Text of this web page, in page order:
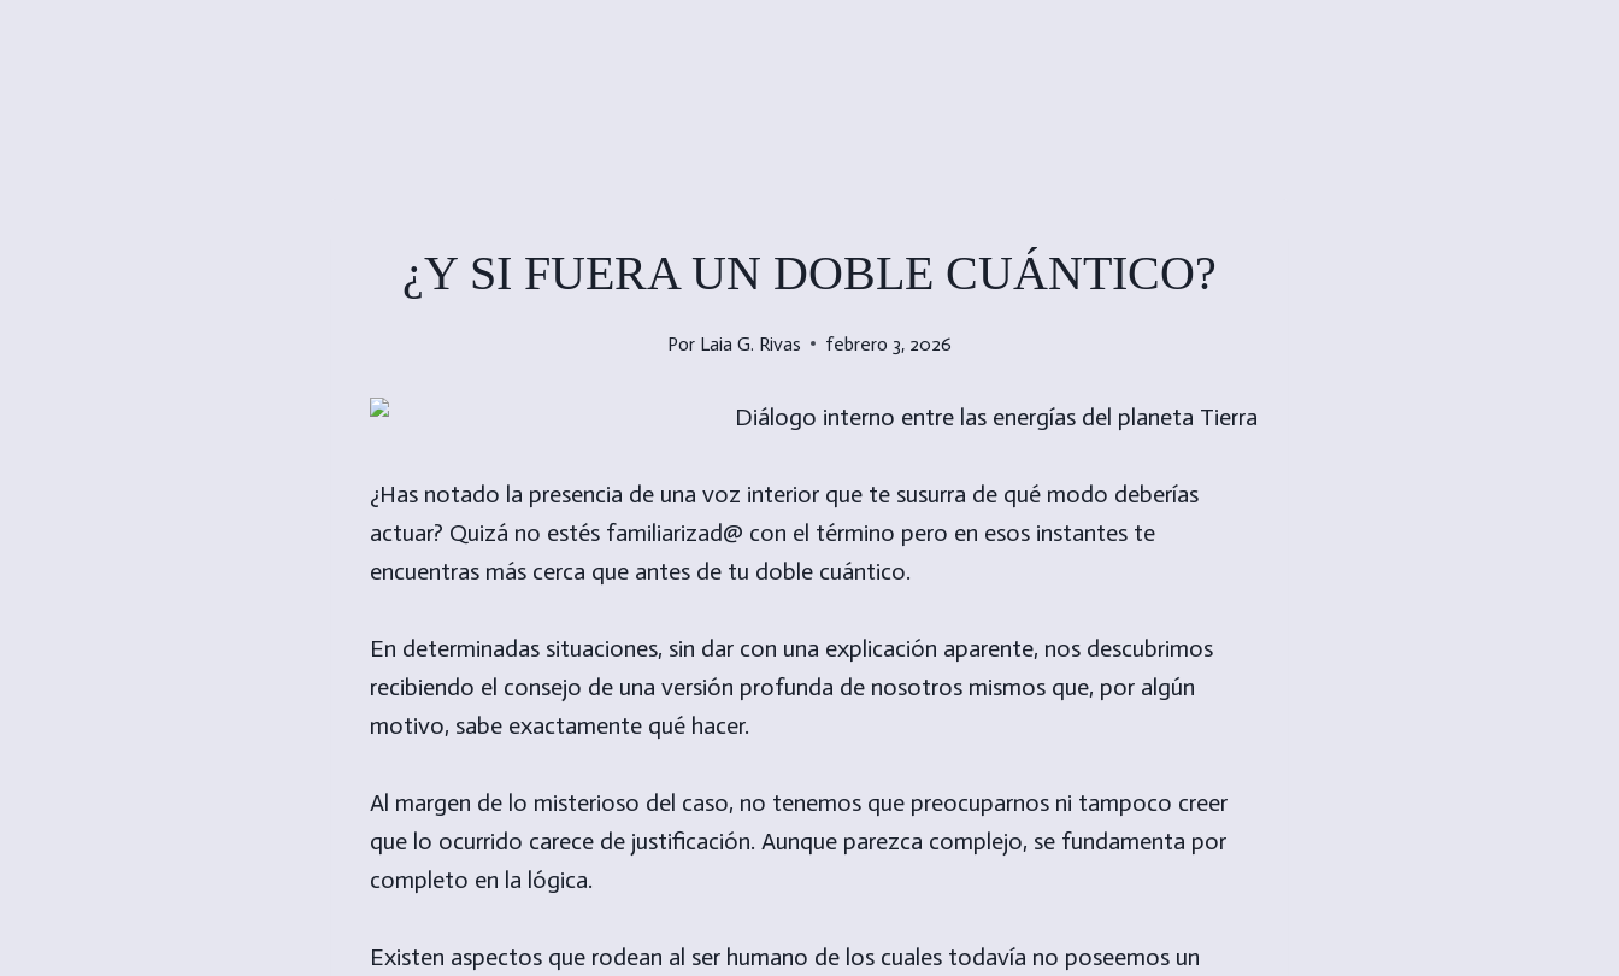
¿Y SI FUERA UN DOBLE CUÁNTICO?
Por Laia G. Rivas febrero 3, 2026
¿Has notado la presencia de una voz interior que te susurra de qué modo deberías
actuar? Quizá no estés familiarizad@ con el término pero en esos instantes te
encuentras más cerca que antes de tu doble cuántico.
En determinadas situaciones, sin dar con una explicación aparente, nos descubrimos
recibiendo el consejo de una versión profunda de nosotros mismos que, por algún
motivo, sabe exactamente qué hacer.
Al margen de lo misterioso del caso, no tenemos que preocuparnos ni tampoco creer
que lo ocurrido carece de justificación. Aunque parezca complejo, se fundamenta por
completo en la lógica.
Existen aspectos que rodean al ser humano de los cuales todavía no poseemos un